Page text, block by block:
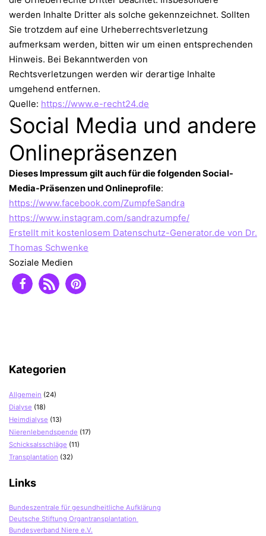
werden Inhalte Dritter als solche gekennzeichnet. Sollten
Sie trotzdem auf eine Urheberrechtsverletzung
aufmerksam werden, bitten wir um einen entsprechenden
Hinweis. Bei Bekanntwerden von
Rechtsverletzungen werden wir derartige Inhalte
umgehend entfernen.
Quelle: https://www.e-recht24.de
Social Media und andere
Onlinepräsenzen
Dieses Impressum gilt auch für die folgenden Social-
Media-Präsenzen und Onlineprofile:
https://www.facebook.com/ZumpfeSandra
https://www.instagram.com/sandrazumpfe/
Erstellt mit kostenlosem Datenschutz-Generator.de von Dr.
Thomas Schwenke
Soziale Medien
Kategorien
Allgemein (24)
Dialyse (18)
Heimdialyse (13)
Nierenlebendspende (17)
Schicksalsschläge (11)
Transplantation (32)
Links
Bundeszentrale für gesundheitliche Aufklärung
Deutsche Stiftung Organtransplantation
Bundesverband Niere e.V.